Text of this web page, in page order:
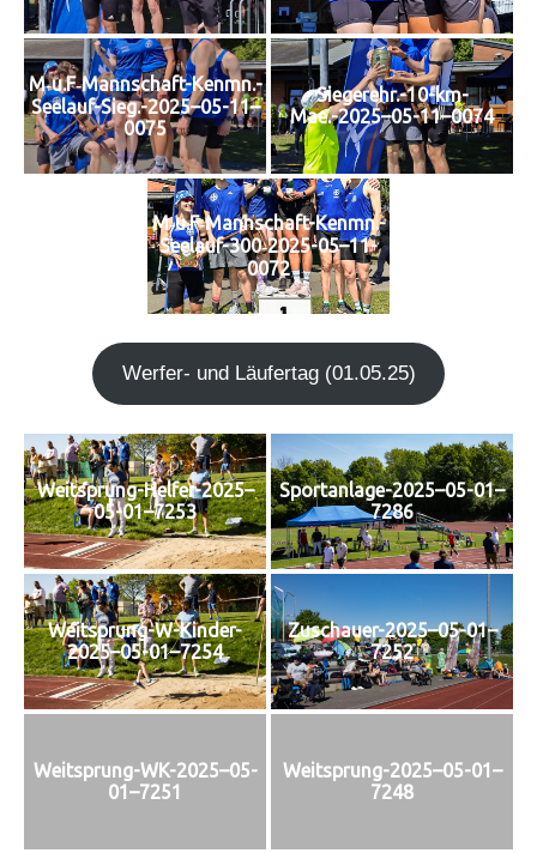
M‑u.F‑Mannschaft-Kenmn.-
Seelauf-Sieg.-2025–05-11–
0075
Siegerehr.-10-km-
Mae.-2025–05-11–0074
M‑u.F‑Mannschaft-Kenmn.-
Seelauf-300‑2025-05–11-
0072
Wer­fer- und Läu­fer­tag (01.05.25)
Weitsprung-Helfer-2025–
05-01–7253
Sportanlage-2025–05-01–
7286
Weitsprung-W-Kinder-
2025–05-01–7254
Zuschauer-2025–05-01–
7252
Weitsprung-WK-2025–05-
01–7251
Weitsprung-2025–05-01–
7248